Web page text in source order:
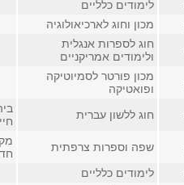
לימודים כלליים
מכון וחוג לארכיאולוגיה
חוג לספרות אנגלית
ולימודים אמריקניים
מכון פורטר לסמיוטיקה
ופואטיקה
חוג ללשון עברית
שפה וספרות צרפתית
חדר
לימודים כלליים